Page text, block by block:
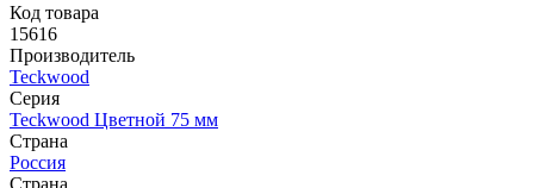
Код товара
15616
Производитель
Teckwood
Серия
Teckwood Цветной 75 мм
Страна
Россия
Страна